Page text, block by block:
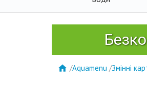
 /Aquamenu /Змінні